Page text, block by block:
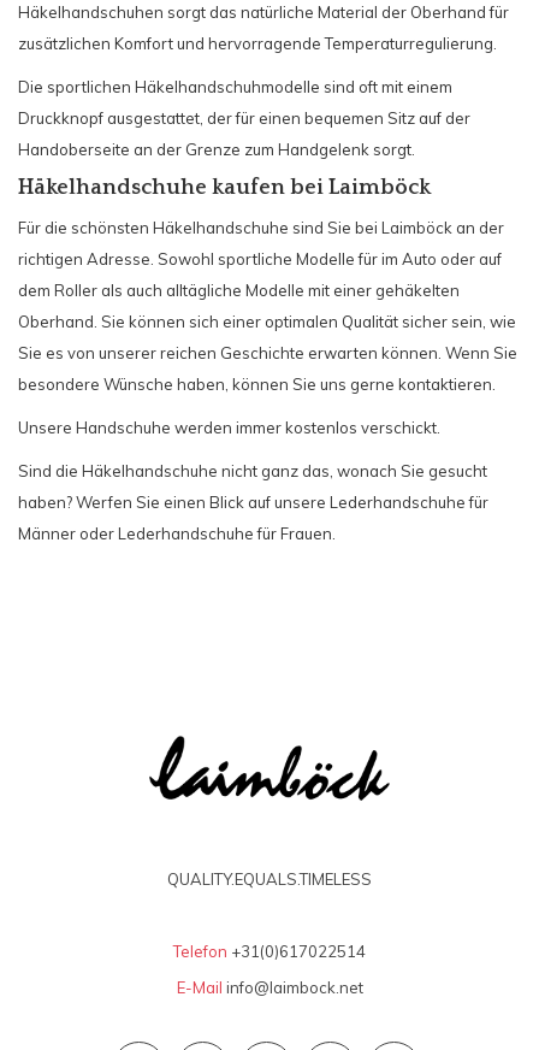
Häkelhandschuhen sorgt das natürliche Material der Oberhand für
zusätzlichen Komfort und hervorragende Temperaturregulierung.
Die sportlichen Häkelhandschuhmodelle sind oft mit einem
Druckknopf ausgestattet, der für einen bequemen Sitz auf der
Handoberseite an der Grenze zum Handgelenk sorgt.
Häkelhandschuhe kaufen bei Laimböck
Für die schönsten Häkelhandschuhe sind Sie bei Laimböck an der
richtigen Adresse. Sowohl sportliche Modelle für im Auto oder auf
dem Roller als auch alltägliche Modelle mit einer gehäkelten
Oberhand. Sie können sich einer optimalen Qualität sicher sein, wie
Sie es von unserer reichen Geschichte erwarten können. Wenn Sie
besondere Wünsche haben, können Sie uns gerne kontaktieren.
Unsere Handschuhe werden immer kostenlos verschickt.
Sind die Häkelhandschuhe nicht ganz das, wonach Sie gesucht
haben? Werfen Sie einen Blick auf unsere Lederhandschuhe für
Männer oder Lederhandschuhe für Frauen.
QUALITY.EQUALS.TIMELESS
Telefon +31(0)617022514
E-Mail info@laimbock.net